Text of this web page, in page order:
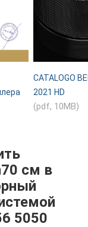
CATALOGO
2021 HD
(pdf, 10MB)
см в
5050